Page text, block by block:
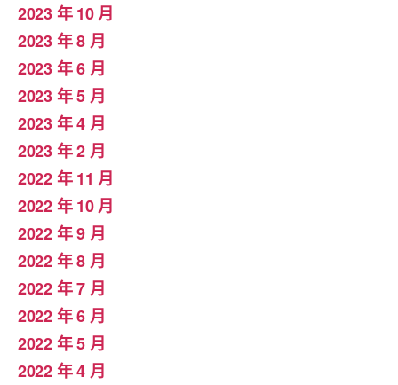
2023 年 10 月
2023 年 8 月
2023 年 6 月
2023 年 5 月
2023 年 4 月
2023 年 2 月
2022 年 11 月
2022 年 10 月
2022 年 9 月
2022 年 8 月
2022 年 7 月
2022 年 6 月
2022 年 5 月
2022 年 4 月